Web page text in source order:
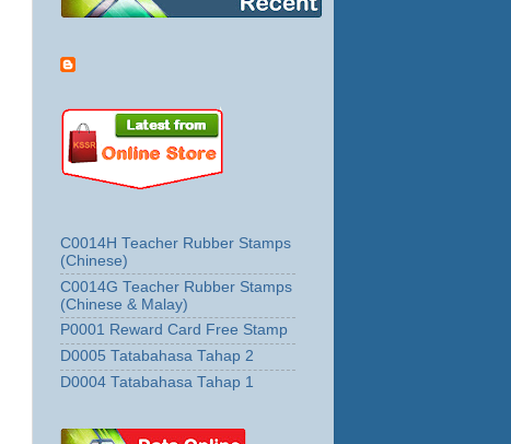
C0014H Teacher Rubber Stamps
(Chinese)
C0014G Teacher Rubber Stamps
(Chinese & Malay)
P0001 Reward Card Free Stamp
D0005 Tatabahasa Tahap 2
D0004 Tatabahasa Tahap 1